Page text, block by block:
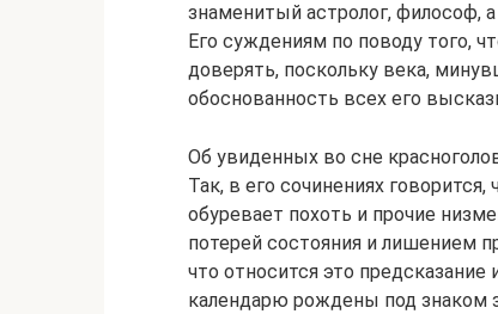
знаменитый астролог, философ,
Его суждениям по поводу того,
доверять, поскольку века,
обоснованность всех его
Об увиденных во сне
Так, в его сочинениях
обуревает похоть и прочие
потерей состояния и лишением
что относится это
календарю рождены под знаком